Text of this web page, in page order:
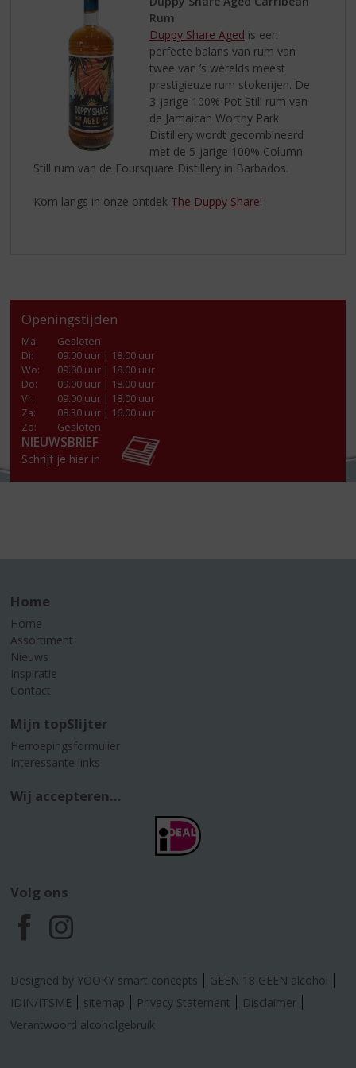
Rum
Duppy Share Aged is een
perfecte balans van rum van
twee van ’s werelds meest
prestigieuze rum stokerijen. De
3-jarige 100% Pot Still rum van
de Jamaican Worthy Park
Distillery wordt gecombineerd
met de 5-jarige 100% Column
Still rum van de Foursquare Distillery in Barbados.
Kom langs in onze ontdek The Duppy Share!
Openingstijden
Ma:
Gesloten
Di:
09.00 uur | 18.00 uur
Wo:
09.00 uur | 18.00 uur
Do:
09.00 uur | 18.00 uur
Vr:
09.00 uur | 18.00 uur
Za:
08.30 uur | 16.00 uur
Zo:
Gesloten
NIEUWSBRIEF
Schrijf je hier in
Home
Home
Assortiment
Nieuws
Inspiratie
Contact
Mijn topSlijter
Herroepingsformulier
Interessante links
Wij accepteren...
Volg ons
F
a
c
I
n
s
Designed by YOOKY smart concepts
GEEN 18 GEEN alcohol
IDIN/ITSME
sitemap Privacy Statement
Disclaimer
Verantwoord alcoholgebruik